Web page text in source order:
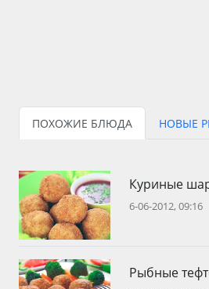
ПОХОЖИЕ БЛЮДА НОВЫЕ
Куриные
6-06-2012, 09:16
Рыбные